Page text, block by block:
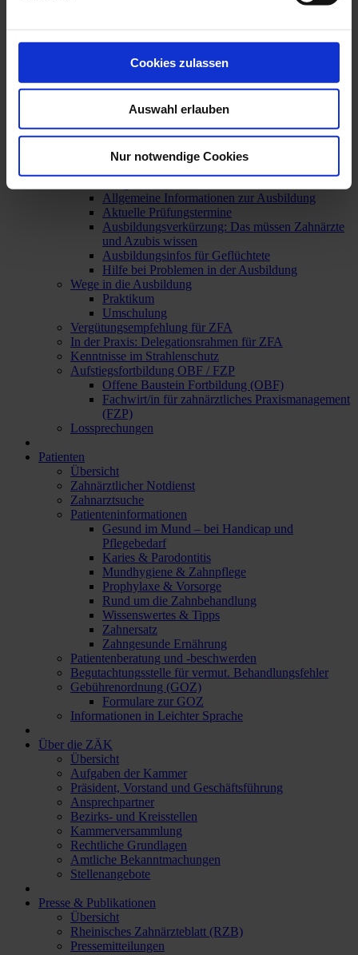
Cookies zulassen
Auswahl erlauben
Nur notwendige Cookies
Urteil des Bundesgerichtshofs: GOÄ und GOZ –
Personen
Weitere berufsrechtliche Themen
Praxisgründung / Praxisabgabe
Weiterbildung
Allgemeine Informationen zur Ausbildung
Aktuelle Prüfungstermine
Ausbildungsverkürzung: Das müssen Zahnärzte
und Azubis wissen
Ausbildungsinfos für Geflüchtete
Hilfe bei Problemen in der Ausbildung
Wege in die Ausbildung
Praktikum
Umschulung
Vergütungsempfehlung für ZFA
In der Praxis: Delegationsrahmen für ZFA
Kenntnisse im Strahlenschutz
Aufstiegsfortbildung OBF / FZP
Offene Baustein Fortbildung (OBF)
Fachwirt/in für zahnärztliches Praxismanagement
(FZP)
Lossprechungen
Patienten
Übersicht
Zahnärztlicher Notdienst
Zahnarztsuche
Patienteninformationen
Gesund im Mund – bei Handicap und
Pflegebedarf
Karies & Parodontitis
Mundhygiene & Zahnpflege
Prophylaxe & Vorsorge
Rund um die Zahnbehandlung
Wissenswertes & Tipps
Zahnersatz
Zahngesunde Ernährung
Patientenberatung und -beschwerden
Begutachtungsstelle für vermut. Behandlungsfehler
Gebührenordnung (GOZ)
Formulare zur GOZ
Informationen in Leichter Sprache
Über die ZÄK
Übersicht
Aufgaben der Kammer
Präsident, Vorstand und Geschäftsführung
Ansprechpartner
Bezirks- und Kreisstellen
Kammerversammlung
Rechtliche Grundlagen
Amtliche Bekanntmachungen
Stellenangebote
Presse & Publikationen
Übersicht
Rheinisches Zahnärzteblatt (RZB)
Pressemitteilungen